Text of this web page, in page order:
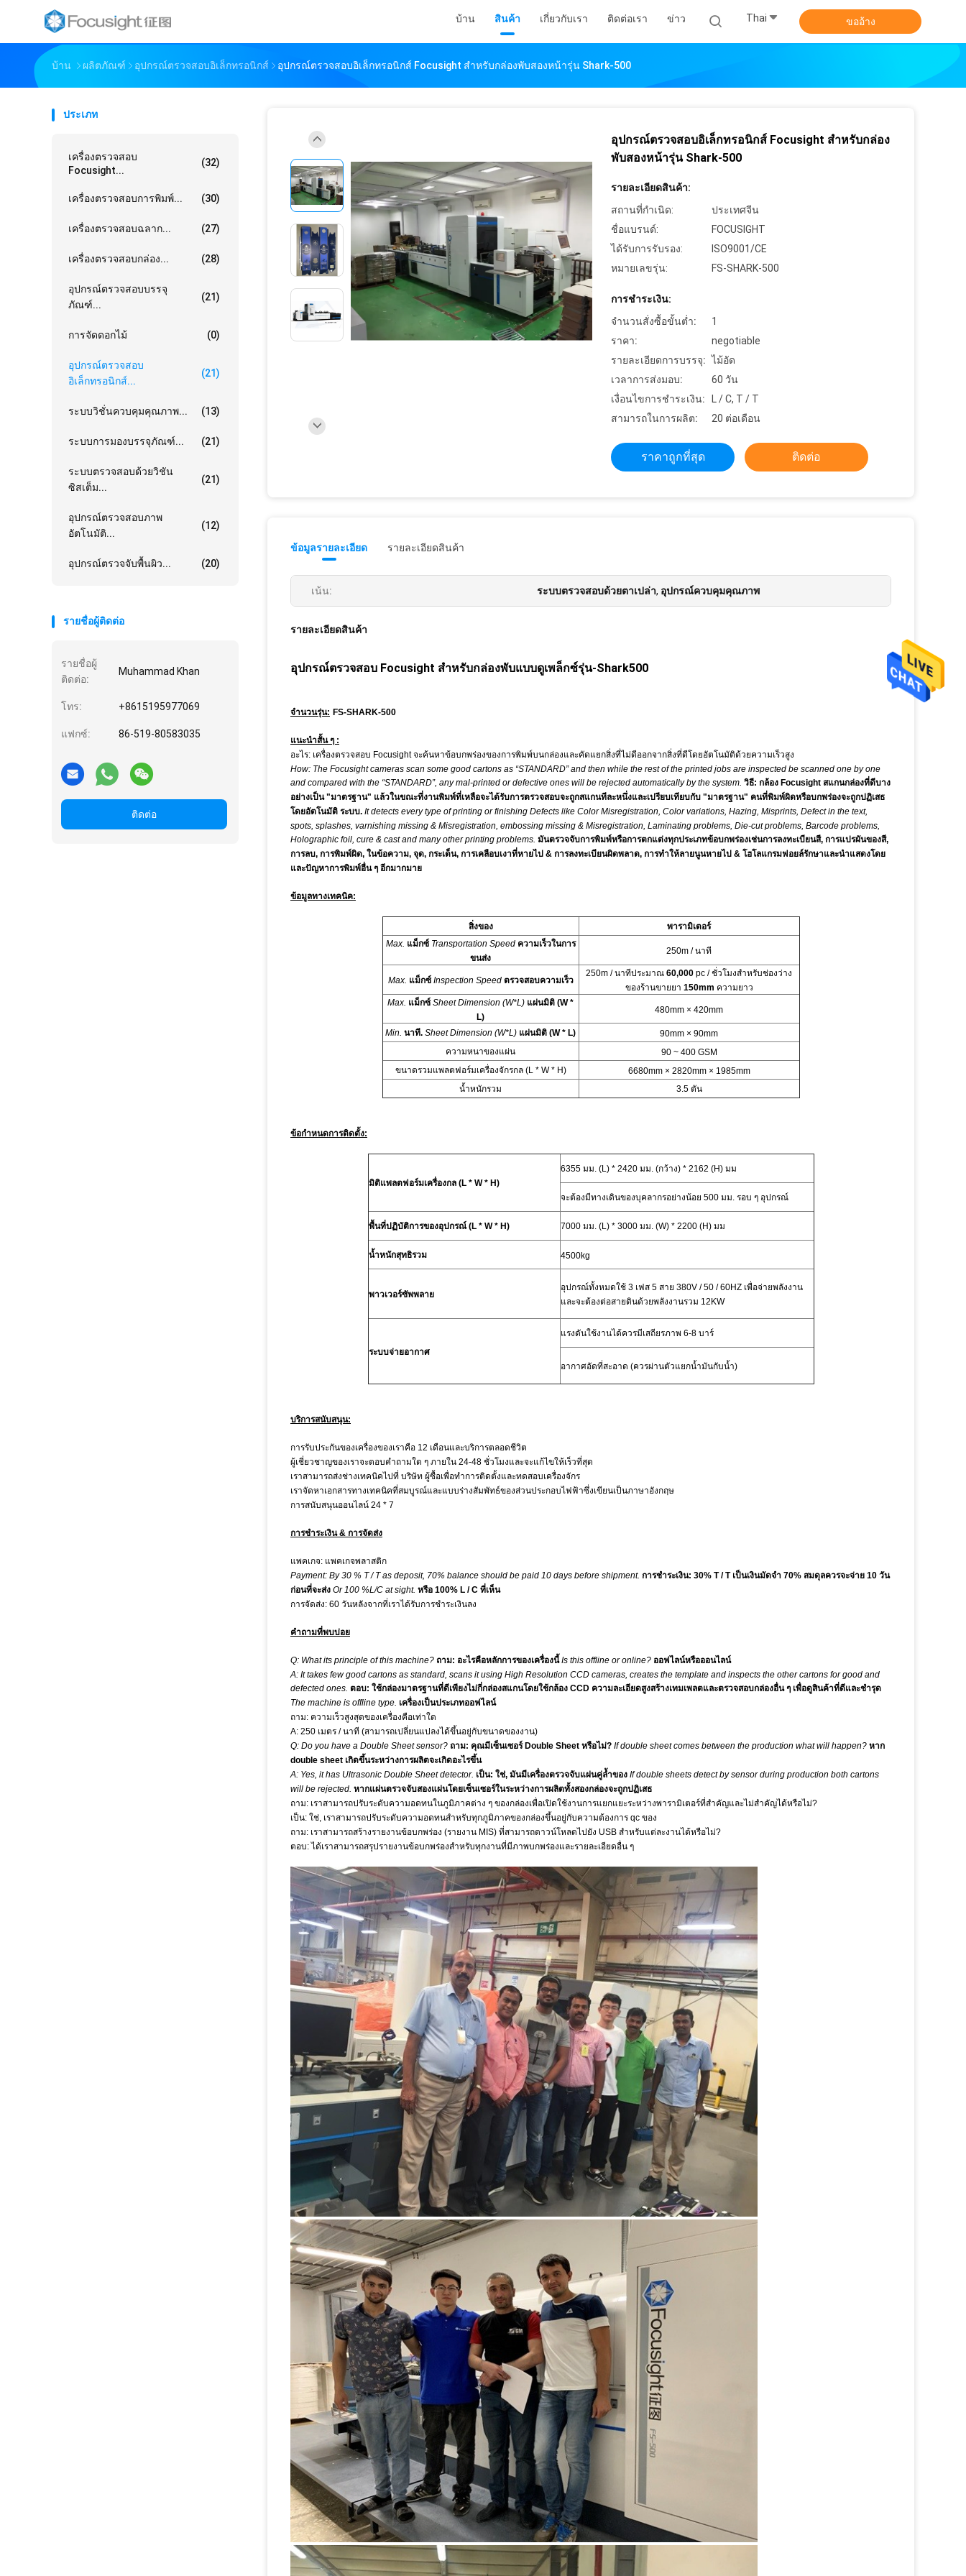
บ้าน สินค้า เกี่ยวกับเรา ติดต่อเรา ข่าว Thai ขออ้าง
บ้าน ผลิตภัณฑ์ อุปกรณ์ตรวจสอบอิเล็กทรอนิกส์ อุปกรณ์ตรวจสอบอิเล็กทรอนิกส์ Focusight สำหรับกล่องพับสองหน้ารุ่น Shark-500
ประเภท
เครื่องตรวจสอบ
Focusight...
(32)
เครื่องตรวจสอบการพิมพ์... (30)
เครื่องตรวจสอบฉลาก... (27)
เครื่องตรวจสอบกล่อง... (28)
อุปกรณ์ตรวจสอบบรรจุ
ภัณฑ์...
(21)
การจัดดอกไม้ (0)
อุปกรณ์ตรวจสอบ
อิเล็กทรอนิกส์...
(21)
ระบบวิชั่นควบคุมคุณภาพ... (13)
ระบบการมองบรรจุภัณฑ์... (21)
ระบบตรวจสอบด้วยวิชัน
ซิสเต็ม...
(21)
อุปกรณ์ตรวจสอบภาพ
อัตโนมัติ...
(12)
อุปกรณ์ตรวจจับพื้นผิว... (20)
รายชื่อผู้ติดต่อ
รายชื่อผู้
ติดต่อ:
Muhammad Khan
โทร: +8615195977069
แฟกซ์: 86-519-80583035
ติดต่อ
อุปกรณ์ตรวจสอบอิเล็กทรอนิกส์ Focusight สำหรับกล่อง
พับสองหน้ารุ่น Shark-500
รายละเอียดสินค้า:
สถานที่กำเนิด:
ประเทศจีน
ชื่อแบรนด์:
FOCUSIGHT
ได้รับการรับรอง:
ISO9001/CE
หมายเลขรุ่น:
FS-SHARK-500
การชำระเงิน:
จำนวนสั่งซื้อขั้นต่ำ:
1
ราคา:
negotiable
รายละเอียดการบรรจุ: ไม้อัด
เวลาการส่งมอบ:
60 วัน
เงื่อนไขการชำระเงิน:
L / C, T / T
สามารถในการผลิต:
20 ต่อเดือน
ราคาถูกที่สุด ติดต่อ
ข้อมูลรายละเอียด รายละเอียดสินค้า
เน้น: ระบบตรวจสอบด้วยตาเปล่า, อุปกรณ์ควบคุมคุณภาพ
รายละเอียดสินค้า
อุปกรณ์ตรวจสอบ Focusight สำหรับกล่องพับแบบดูเพล็กซ์รุ่น-Shark500
จำนวนรุ่น: FS-SHARK-500
แนะนำสั้น ๆ :
อะไร: เครื่องตรวจสอบ Focusight จะค้นหาข้อบกพร่องของการพิมพ์บนกล่องและคัดแยกสิ่งที่ไม่ดีออกจากสิ่งที่ดีโดยอัตโนมัติด้วยความเร็วสูง
How: The Focusight cameras scan some good cartons as “STANDARD” and then while the rest of the printed jobs are inspected be scanned one by one
and compared with the “STANDARD”, any mal-printed or defective ones will be rejected automatically by the system. วิธี: กล้อง Focusight สแกนกล่องที่ดีบาง
อย่างเป็น "มาตรฐาน" แล้วในขณะที่งานพิมพ์ที่เหลือจะได้รับการตรวจสอบจะถูกสแกนทีละหนึ่งและเปรียบเทียบกับ "มาตรฐาน" คนที่พิมพ์ผิดหรือบกพร่องจะถูกปฏิเสธ
โดยอัตโนมัติ ระบบ. It detects every type of printing or finishing Defects like Color Misregistration, Color variations, Hazing, Misprints, Defect in the text,
spots, splashes, varnishing missing & Misregistration, embossing missing & Misregistration, Laminating problems, Die-cut problems, Barcode problems,
Holographic foil, cure & cast and many other printing problems. มันตรวจจับการพิมพ์หรือการตกแต่งทุกประเภทข้อบกพร่องเช่นการลงทะเบียนสี, การแปรผันของสี,
การลบ, การพิมพ์ผิด, ในข้อความ, จุด, กระเด็น, การเคลือบเงาที่หายไป & การลงทะเบียนผิดพลาด, การทำให้ลายนูนหายไป & โฮโลแกรมฟอยล์รักษาและนำแสดงโดย
และปัญหาการพิมพ์อื่น ๆ อีกมากมาย
ข้อมูลทางเทคนิค:
สิ่งของ
พารามิเตอร์
Max. แม็กซ์ Transportation Speed ความเร็วในการ
ขนส่ง
250m / นาที
Max. แม็กซ์ Inspection Speed ตรวจสอบความเร็ว
250m / นาทีประมาณ 60,000 pc / ชั่วโมงสำหรับช่องว่าง
ของร้านขายยา 150mm ความยาว
Max. แม็กซ์ Sheet Dimension (W*L) แผ่นมิติ (W *
L)
480mm × 420mm
Min. นาที. Sheet Dimension (W*L) แผ่นมิติ (W * L)
90mm × 90mm
ความหนาของแผ่น
90 ~ 400 GSM
ขนาดรวมแพลตฟอร์มเครื่องจักรกล (L * W * H)
6680mm × 2820mm × 1985mm
น้ำหนักรวม
3.5 ตัน
ข้อกำหนดการติดตั้ง:
มิติแพลตฟอร์มเครื่องกล (L * W * H)
6355 มม. (L) * 2420 มม. (กว้าง) * 2162 (H) มม
จะต้องมีทางเดินของบุคลากรอย่างน้อย 500 มม. รอบ ๆ อุปกรณ์
พื้นที่ปฏิบัติการของอุปกรณ์ (L * W * H) 7000 มม. (L) * 3000 มม. (W) * 2200 (H) มม
น้ำหนักสุทธิรวม 4500kg
พาวเวอร์ซัพพลาย
อุปกรณ์ทั้งหมดใช้ 3 เฟส 5 สาย 380V / 50 / 60HZ เพื่อจ่ายพลังงาน
และจะต้องต่อสายดินด้วยพลังงานรวม 12KW
ระบบจ่ายอากาศ
แรงดันใช้งานได้ควรมีเสถียรภาพ 6-8 บาร์
อากาศอัดที่สะอาด (ควรผ่านตัวแยกน้ำมันกับน้ำ)
บริการสนับสนุน:
การรับประกันของเครื่องของเราคือ 12 เดือนและบริการตลอดชีวิต
ผู้เชี่ยวชาญของเราจะตอบคำถามใด ๆ ภายใน 24-48 ชั่วโมงและจะแก้ไขให้เร็วที่สุด
เราสามารถส่งช่างเทคนิคไปที่ บริษัท ผู้ซื้อเพื่อทำการติดตั้งและทดสอบเครื่องจักร
เราจัดหาเอกสารทางเทคนิคที่สมบูรณ์และแบบร่างสัมพัทธ์ของส่วนประกอบไฟฟ้าซึ่งเขียนเป็นภาษาอังกฤษ
การสนับสนุนออนไลน์ 24 * 7
การชำระเงิน & การจัดส่ง
แพคเกจ: แพคเกจพลาสติก
Payment: By 30 % T / T as deposit, 70% balance should be paid 10 days before shipment. การชำระเงิน: 30% T / T เป็นเงินมัดจำ 70% สมดุลควรจะจ่าย 10 วัน
ก่อนที่จะส่ง Or 100 %L/C at sight. หรือ 100% L / C ที่เห็น
การจัดส่ง: 60 วันหลังจากที่เราได้รับการชำระเงินลง
คำถามที่พบบ่อย
Q: What its principle of this machine? ถาม: อะไรคือหลักการของเครื่องนี้ Is this offline or online? ออฟไลน์หรือออนไลน์
A: It takes few good cartons as standard, scans it using High Resolution CCD cameras, creates the template and inspects the other cartons for good and
defected ones. ตอบ: ใช้กล่องมาตรฐานที่ดีเพียงไม่กี่กล่องสแกนโดยใช้กล้อง CCD ความละเอียดสูงสร้างเทมเพลตและตรวจสอบกล่องอื่น ๆ เพื่อดูสินค้าที่ดีและชำรุด
The machine is offline type. เครื่องเป็นประเภทออฟไลน์
ถาม: ความเร็วสูงสุดของเครื่องคือเท่าใด
A: 250 เมตร / นาที (สามารถเปลี่ยนแปลงได้ขึ้นอยู่กับขนาดของงาน)
Q: Do you have a Double Sheet sensor? ถาม: คุณมีเซ็นเซอร์ Double Sheet หรือไม่? If double sheet comes between the production what will happen? หาก
double sheet เกิดขึ้นระหว่างการผลิตจะเกิดอะไรขึ้น
A: Yes, it has Ultrasonic Double Sheet detector. เป็น: ใช่, มันมีเครื่องตรวจจับแผ่นคู่ล้ำของ If double sheets detect by sensor during production both cartons
will be rejected. หากแผ่นตรวจจับสองแผ่นโดยเซ็นเซอร์ในระหว่างการผลิตทั้งสองกล่องจะถูกปฏิเสธ
ถาม: เราสามารถปรับระดับความอดทนในภูมิภาคต่าง ๆ ของกล่องเพื่อเปิดใช้งานการแยกแยะระหว่างพารามิเตอร์ที่สำคัญและไม่สำคัญได้หรือไม่?
เป็น: ใช่, เราสามารถปรับระดับความอดทนสำหรับทุกภูมิภาคของกล่องขึ้นอยู่กับความต้องการ qc ของ
ถาม: เราสามารถสร้างรายงานข้อบกพร่อง (รายงาน MIS) ที่สามารถดาวน์โหลดไปยัง USB สำหรับแต่ละงานได้หรือไม่?
ตอบ: ได้เราสามารถสรุปรายงานข้อบกพร่องสำหรับทุกงานที่มีภาพบกพร่องและรายละเอียดอื่น ๆ